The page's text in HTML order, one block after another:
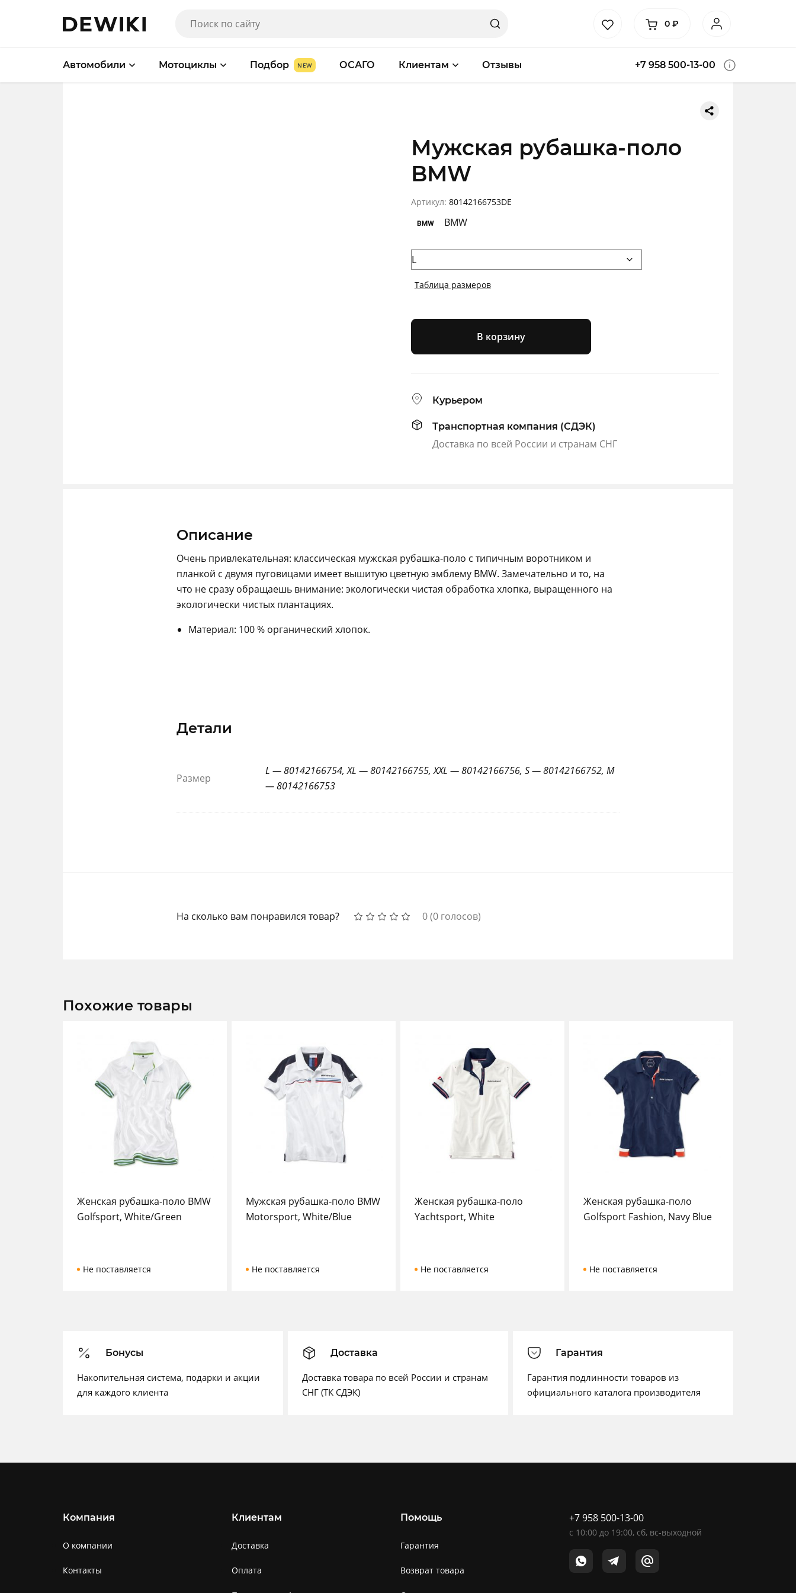
0 ₽
Автомобили Мотоциклы Подбор ОСАГО Клиентам Отзывы +7 958 500-13-00
Мужская рубашка-поло
BMW
Артикул: 80142166753DE
BMW
Таблица размеров
В корзину
Курьером
Транспортная компания (СДЭК)
Доставка по всей России и странам СНГ
Описание
Очень привлекательная: классическая мужская рубашка-поло с типичным воротником и
планкой с двумя пуговицами имеет вышитую цветную эмблему BMW. Замечательно и то, на
что не сразу обращаешь внимание: экологически чистая обработка хлопка, выращенного на
экологически чистых плантациях.
Материал: 100 % органический хлопок.
Детали
Размер
L — 80142166754, XL — 80142166755, XXL — 80142166756, S — 80142166752, M
— 80142166753
На сколько вам понравился товар? 0(0 голосов)
Похожие товары
Женская рубашка-поло BMW
Golfsport, White/Green
Не поставляется
Мужская рубашка-поло BMW
Motorsport, White/Blue
Не поставляется
Женская рубашка-поло
Yachtsport, White
Не поставляется
Женская рубашка-поло
Golfsport Fashion, Navy Blue
Не поставляется
Бонусы
Накопительная система, подарки и акции
для каждого клиента
Доставка
Доставка товара по всей России и странам
СНГ (ТК СДЭК)
Гарантия
Гарантия подлинности товаров из
официального каталога производителя
Компания
О компании
Контакты
Клиентам
Доставка
Оплата
Помощь
Гарантия
Возврат товара
+7 958 500-13-00
c 10:00 до 19:00, сб, вс-выходной